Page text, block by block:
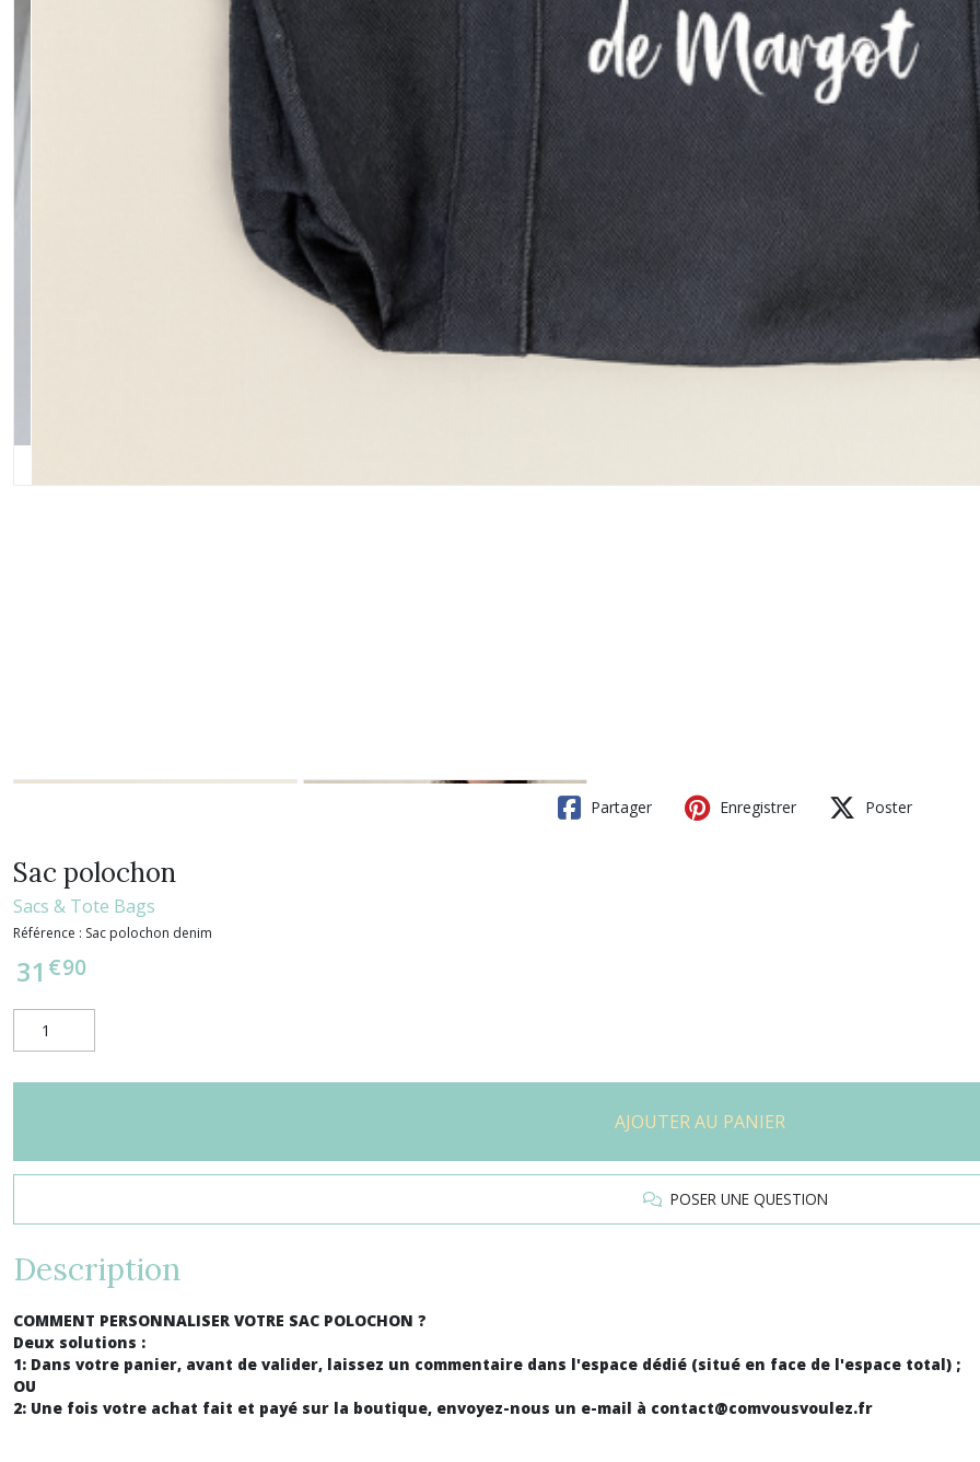
Partager Enregistrer Poster
Sac polochon
Sacs & Tote Bags
Référence : Sac polochon denim
31 €90
AJOUTER AU PANIER
POSER UNE QUESTION
Description
COMMENT PERSONNALISER VOTRE SAC POLOCHON ?
Deux solutions :
1: Dans votre panier, avant de valider, laissez un commentaire dans l'espace dédié (situé en face de l'espace total) ;
OU
2: Une fois votre achat fait et payé sur la boutique, envoyez-nous un e-mail à contact@comvousvoulez.fr